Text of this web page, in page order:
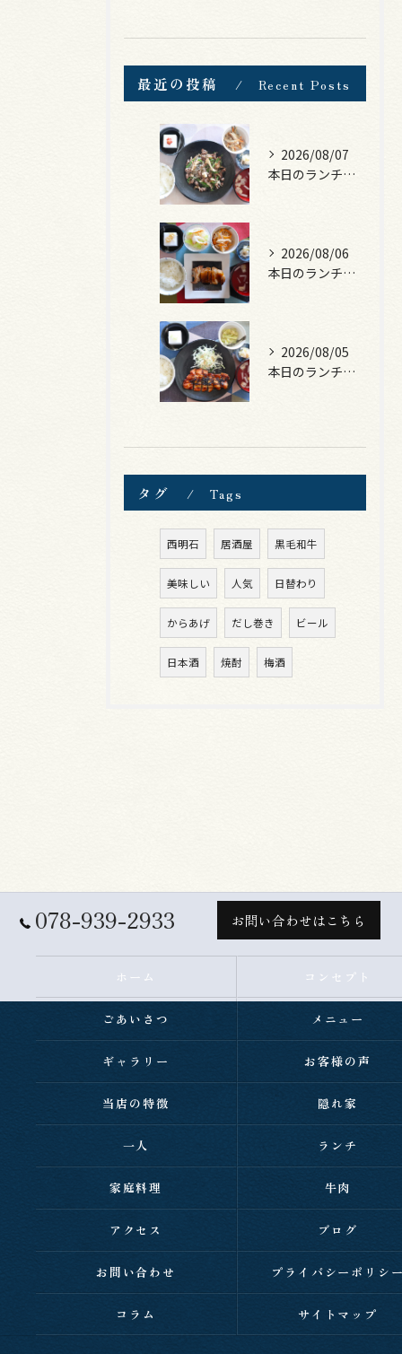
最近の投稿 Recent Posts
2026/08/07
本日のランチは、黒毛和牛のチャプチェ！
2026/08/06
本日のランチは、照焼きチキン！
2026/08/05
本日のランチは、ロース豚カツ梅はさみ！
タグ Tags
西明石 居酒屋 黒毛和牛
美味しい 人気 日替わり
からあげ だし巻き ビール
日本酒 焼酎 梅酒
078-939-2933 お問い合わせはこちら
ホーム コンセプト
ごあいさつ メニュー
ギャラリー お客様の声
当店の特徴 隠れ家
一人 ランチ
家庭料理 牛肉
アクセス ブログ
お問い合わせ プライバシーポリシ
コラム サイトマップ